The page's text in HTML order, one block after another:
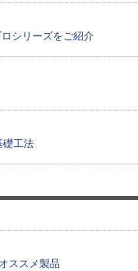
ロシリーズをご紹介
礎工法
ススメ製品